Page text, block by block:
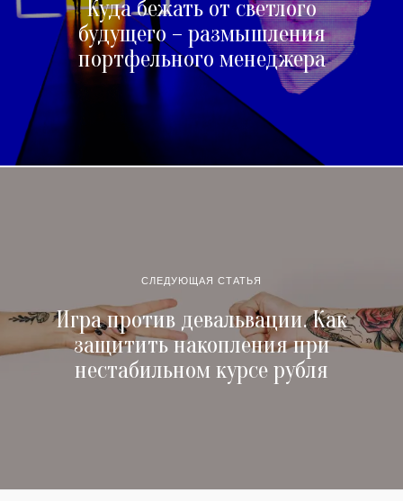
Куда бежать от светлого
будущего – размышления
портфельного менеджера
СЛЕДУЮЩАЯ СТАТЬЯ
Игра против девальвации. Как
защитить накопления при
нестабильном курсе рубля